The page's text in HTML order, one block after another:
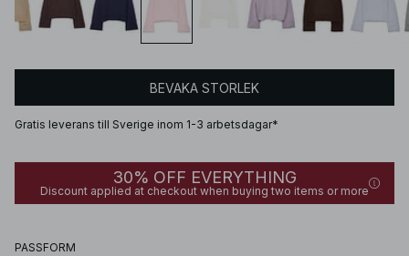
BEVAKA STORLEK
Gratis leverans till Sverige inom 1-3 arbetsdagar*
30% OFF EVERYTHING
Discount applied at checkout when buying two items or more
PASSFORM